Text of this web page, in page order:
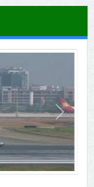
Next